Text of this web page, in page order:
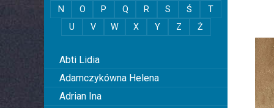
N
O P Q R S Ś
T
U
V W X Y Z Ż
Abti Lidia
Adamczykówna Helena
Adrian Ina